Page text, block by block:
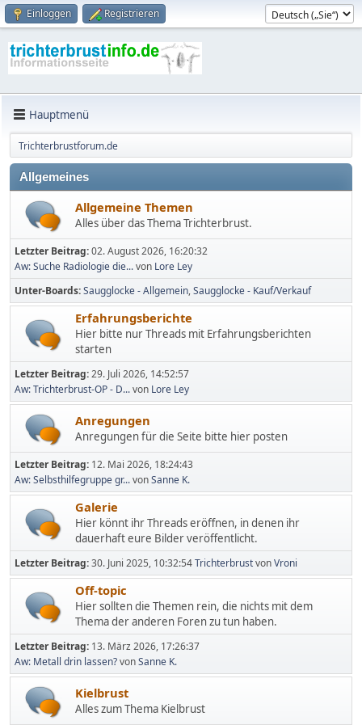
Einloggen Registrieren
Hauptmenü
Trichterbrustforum.de
Allgemeines
Allgemeine Themen
Alles über das Thema Trichterbrust.
Letzter Beitrag:02. August 2026, 16:20:32
Aw: Suche Radiologie die...von Lore Ley
Unter-Boards Saugglocke - Allgemein Saugglocke - Kauf/Verkauf
Erfahrungsberichte
Hier bitte nur Threads mit Erfahrungsberichten
starten
Letzter Beitrag:29. Juli 2026, 14:52:57
Aw: Trichterbrust-OP - D...von Lore Ley
Anregungen
Anregungen für die Seite bitte hier posten
Letzter Beitrag: 12. Mai 2026, 18:24:43
Aw: Selbsthilfegruppe gr...vonSanne K.
Galerie
Hier könnt ihr Threads eröffnen, in denen ihr
dauerhaft eure Bilder veröffentlicht.
Letzter Beitrag:30. Juni 2025, 10:32:54TrichterbrustvonVroni
Off-topic
Hier sollten die Themen rein, die nichts mit dem
Thema der anderen Foren zu tun haben.
Letzter Beitrag: 13. März 2026, 17:26:37
Aw: Metall drin lassen?vonSanne K.
Kielbrust
Alles zum Thema Kielbrust